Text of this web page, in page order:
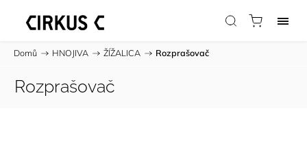
Domů / HNOJIVA / ŽÍŽALICA / Rozprašovač
Rozprašovač